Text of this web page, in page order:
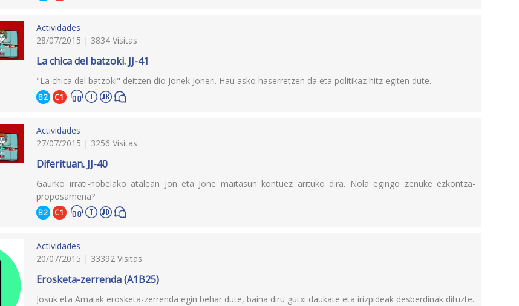
Actividades
28/07/2015 | 3834 Visitas
La chica del batzoki. JJ-41
"La chica del batzoki" deitzen dio Jonek Joneri. Hau asko haserretzen da eta politikaz hitz egiten dute.
B2 C1
Actividades
27/07/2015 | 3256 Visitas
Diferituan. JJ-40
Gaurko irrati-nobelako atalean Jon eta Jone maitasun kontuez arituko dira. Nola egingo zenuke ezkontza-
proposamena?
B2 C1
Actividades
20/07/2015 | 33392 Visitas
Erosketa-zerrenda (A1B25)
Josuk eta Amaiak erosketa-zerrenda egin behar dute, baina diru gutxi daukate eta irizpideak desberdinak dituzte.